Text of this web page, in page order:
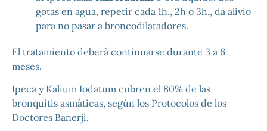
gotas en agua, repetir cada 1h., 2h o 3h., da alivio
para no pasar a broncodilatadores.
El tratamiento deberá continuarse durante 3 a 6
meses.
Ipeca y Kalium Iodatum cubren el 80% de las
bronquitis asmáticas, según los Protocolos de los
Doctores Banerji.